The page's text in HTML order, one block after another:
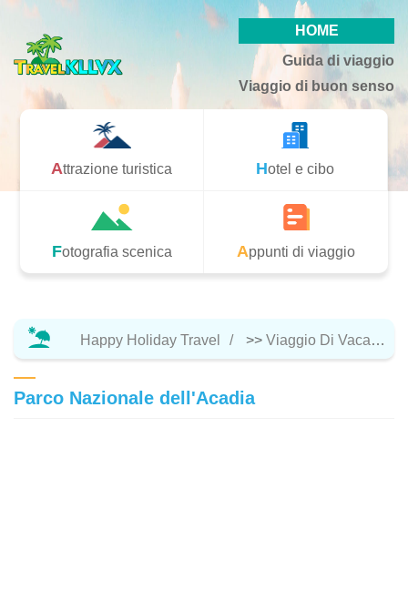
HOME
Guida di viaggio
Viaggio di buon senso
Attrazione turistica Hotel e cibo
Fotografia scenica Appunti di viaggio
Happy Holiday Travel >> Viaggio Di Vacanza
Parco Nazionale dell'Acadia